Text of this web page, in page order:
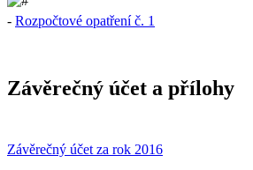
- Rozpočtové opatření č. 1
Závěrečný účet a přílohy
Závěrečný účet za rok 2016